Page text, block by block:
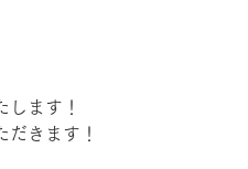
ます！
きます！